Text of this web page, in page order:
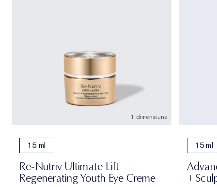
1 dimensiune
15 ml
Re-Nutriv Ultimate Lift
Regenerating Youth Eye Creme
15 ml
+